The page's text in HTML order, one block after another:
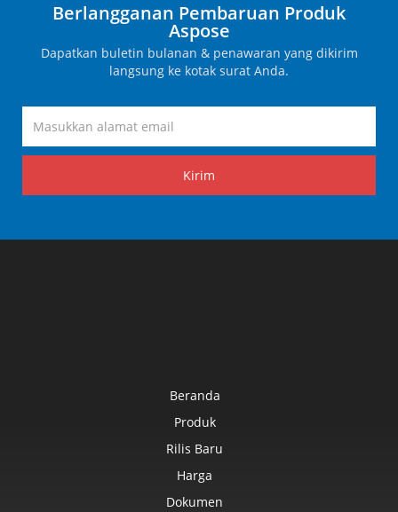
Berlangganan Pembaruan Produk
Aspose
Dapatkan buletin bulanan & penawaran yang dikirim
langsung ke kotak surat Anda.
Kirim
Beranda
Produk
Rilis Baru
Harga
Dokumen